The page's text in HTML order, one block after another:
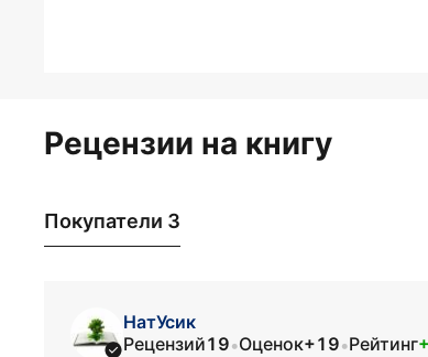
Рецензии на книгу
Покупатели 3
НатУсик
Рецензий19•Оценок+19•Рейтинг